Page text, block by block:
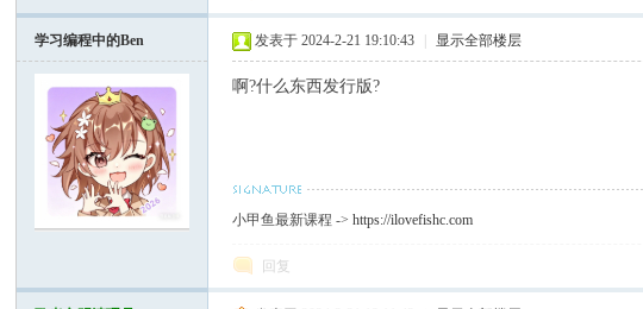
学习编程中的Ben 发表于 2024-2-21 19:10:43 显示全部楼层
啊?什么东西发行版?
小甲鱼最新课程 ->https://ilovefishc.com
回复